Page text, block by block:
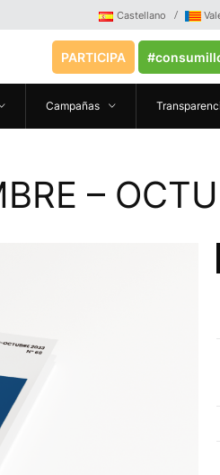
Castellano
PARTICIPA
Campañas
–